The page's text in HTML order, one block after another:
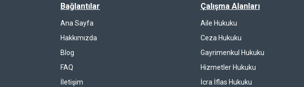
Bağlantılar
Ana Sayfa
Hakkımızda
Blog
FAQ
İletişim
Çalışma Alanları
Aile Hukuku
Ceza Hukuku
Gayrimenkul Hukuku
Hizmetler Hukuku
İcra İflas Hukuku